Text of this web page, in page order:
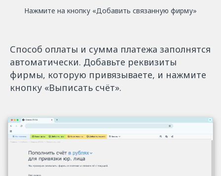
Нажмите на кнопку «Добавить связанную фирму»
Способ оплаты и сумма платежа заполнятся
автоматически. Добавьте реквизиты
фирмы, которую привязываете, и нажмите
кнопку «Выписать счёт».